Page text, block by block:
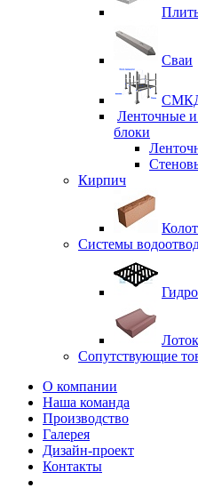
Сваи
Ленточные
блоки
Кирпич
Системы
Сопутствующие
О компании
Наша команда
Производство
Галерея
Дизайн-проект
Контакты